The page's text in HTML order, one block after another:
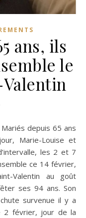
ans, ils
le
Marie-Louise et
les 2 et 7
ce 14 février,
Valentin au goût
ses 94 ans. Son
survenue il y a
2 février, jour de la